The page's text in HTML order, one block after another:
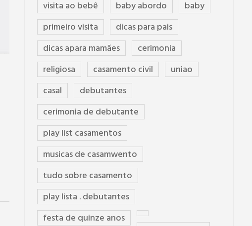
visita ao bebê
baby abordo
baby
primeiro visita
dicas para pais
dicas apara mamães
cerimonia
religiosa
casamento civil
uniao
casal
debutantes
cerimonia de debutante
play list casamentos
musicas de casamwento
tudo sobre casamento
play lista . debutantes
festa de quinze anos